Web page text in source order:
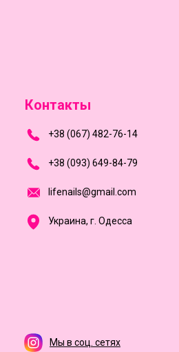
Контакты
+38 (067) 482-76-14
+38 (093) 649-84-79
ifenai s@gmai com
Украина, г. Одесса
Мы в соц. сетях